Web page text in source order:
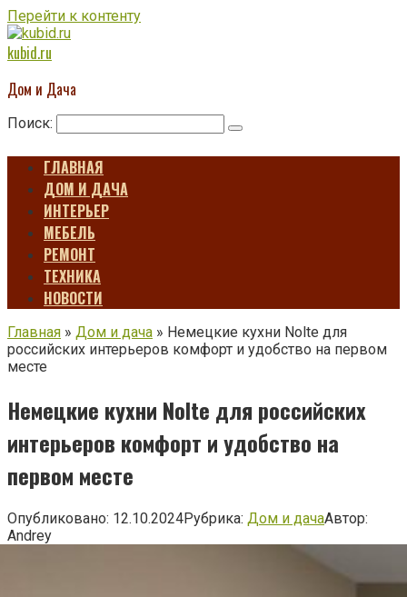
Перейти к контенту
kubid.ru
Дом и Дача
Поиск:
ГЛАВНАЯ
ДОМ И ДАЧА
ИНТЕРЬЕР
МЕБЕЛЬ
РЕМОНТ
ТЕХНИКА
НОВОСТИ
Главная » Дом и дача » Немецкие кухни Nolte для
российских интерьеров комфорт и удобство на первом
месте
Немецкие кухни Nolte для российских
интерьеров комфорт и удобство на
первом месте
Опубликовано: 12.10.2024Рубрика: Дом и дачаАвтор:
Andrey